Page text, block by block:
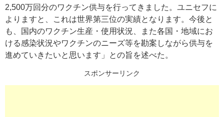
2,500万回分のワクチン供与を行ってきました。ユニセフに
よりますと、これは世界第三位の実績となります。今後と
も、国内のワクチン生産・使用状況、また各国・地域にお
ける感染状況やワクチンのニーズ等を勘案しながら供与を
進めていきたいと思います」との旨を述べた。
スポンサーリンク